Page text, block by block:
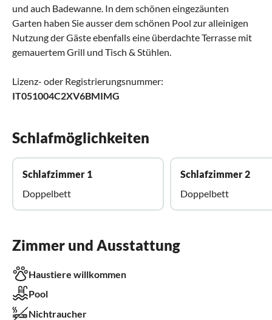
und auch Badewanne. In dem schönen eingezäunten
Garten haben Sie ausser dem schönen Pool zur alleinigen
Nutzung der Gäste ebenfalls eine überdachte Terrasse mit
gemauertem Grill und Tisch & Stühlen.
Lizenz- oder Registrierungsnummer:
IT051004C2XV6BMIMG
Schlafmöglichkeiten
Schlafzimmer 1
Doppelbett
Schlafzimmer 2
Doppelbett
Zimmer und Ausstattung
Haustiere willkommen
Pool
Nichtraucher